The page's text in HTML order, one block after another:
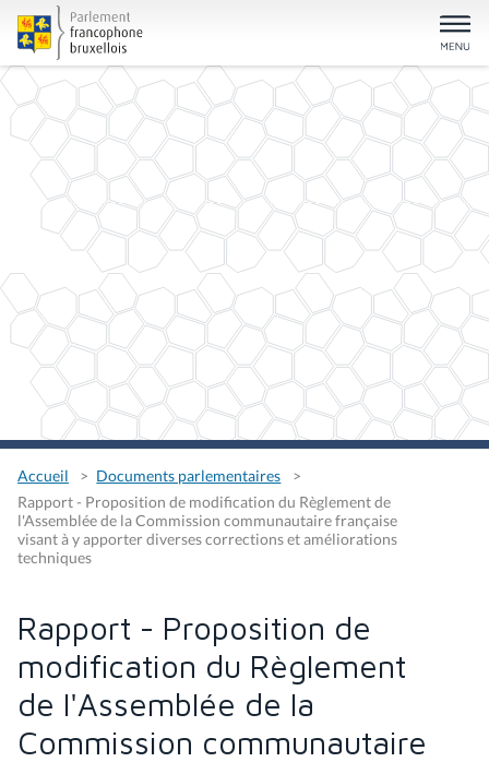
Accueil
Documents parlementaires
Rapport - Proposition de modification du Règlement de
l'Assemblée de la Commission communautaire française
visant à y apporter diverses corrections et améliorations
techniques
Rapport - Proposition de
modification du Règlement
de l'Assemblée de la
Commission communautaire